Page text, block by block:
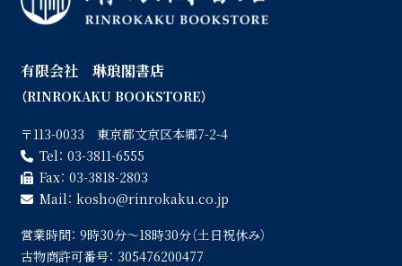
有限会社 琳琅閣書店
（RINROKAKU BOOKSTORE）
〒113-0033 東京都文京区本郷7-2-4
Tel： 03-3811-6555
Fax： 03-3818-2803
Mail： kosho
rinrokaku.co.jp
営業時間： 9時30分〜18時30分（土日祝休み）
古物商許可番号： 305476200477